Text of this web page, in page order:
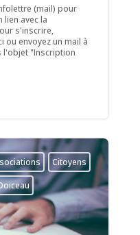
(mail) pour
avec la
s'inscrire,
ou envoyez un mail à
l'objet "Inscription
Citoyens